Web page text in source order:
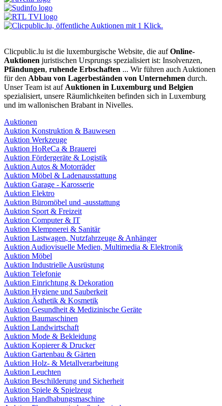
Clicpublic.lu ist die luxemburgische Website, die aufOnline-
Auktionen juristischen Ursprungs spezialisiert ist: Insolvenzen,
Pfändungen, ruhende Erbschaften ... Wir führen auch Auktionen
für den Abbau von Lagerbeständen von Unternehmen durch.
Unser Team ist auf Auktionen in Luxemburg und Belgien
spezialisiert, unsere Räumlichkeiten befinden sich in Luxemburg
und im wallonischen Brabant in Nivelles.
Auktionen
Auktion Konstruktion & Bauwesen
Auktion Werkzeuge
Auktion HoReCa & Brauerei
Auktion Fördergeräte & Logistik
Auktion Autos & Motorräder
Auktion Möbel & Ladenausstattung
Auktion Garage - Karosserie
Auktion Elektro
Auktion Büromöbel und -ausstattung
Auktion Sport & Freizeit
Auktion Computer & IT
Auktion Klempnerei & Sanitär
Auktion Lastwagen, Nutzfahrzeuge & Anhänger
Auktion Audiovisuelle Medien, Multimedia & Elektronik
Auktion Möbel
Auktion Industrielle Ausrüstung
Auktion Telefonie
Auktion Einrichtung & Dekoration
Auktion Hygiene und Sauberkeit
Auktion Ästhetik & Kosmetik
Auktion Gesundheit & Medizinische Geräte
Auktion Baumaschinen
Auktion Landwirtschaft
Auktion Mode & Bekleidung
Auktion Kopierer & Drucker
Auktion Gartenbau & Gärten
Auktion Holz- & Metallverarbeitung
Auktion Leuchten
Auktion Beschilderung und Sicherheit
Auktion Spiele & Spielzeug
Auktion Handhabungsmaschine